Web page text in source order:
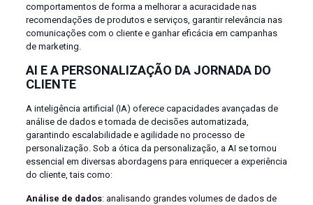
comportamentos de forma a melhorar a acuracidade nas
recomendações de produtos e serviços, garantir relevância nas
comunicações com o cliente e ganhar eficácia em campanhas
de marketing.
AI E A PERSONALIZAÇÃO DA JORNADA DO
CLIENTE
A inteligência artificial (IA) oferece capacidades avançadas de
análise de dados e tomada de decisões automatizada,
garantindo escalabilidade e agilidade no processo de
personalização. Sob a ótica da personalização, a AI se tornou
essencial em diversas abordagens para enriquecer a experiência
do cliente, tais como:
Análise de dados: analisando grandes volumes de dados de